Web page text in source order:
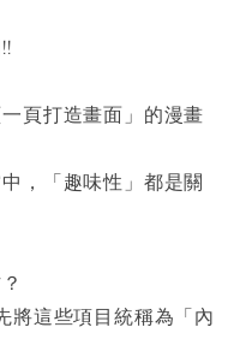
頁打造畫面」的漫畫
，「趣味性」都是關
這些項目統稱為「內